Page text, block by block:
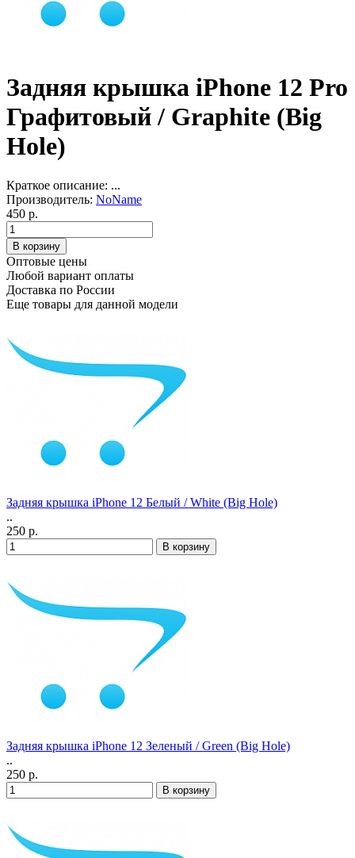
Задняя крышка iPhone 12 Pro
Графитовый / Graphite (Big
Hole)
Краткое описание: ...
Производитель: NoName
450 р.
Оптовые цены
Любой вариант оплаты
Доставка по России
Еще товары для данной модели
Задняя крышка iPhone 12 Белый / White (Big Hole)
..
250 р.
Задняя крышка iPhone 12 Зеленый / Green (Big Hole)
..
250 р.